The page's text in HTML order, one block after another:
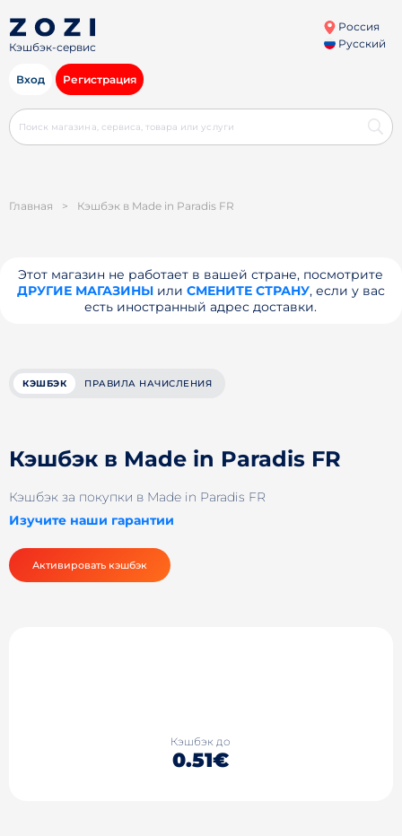
Кэшбэк-сервис
Россия
Русский
Вход Регистрация
Главная > Кэшбэк в Made in Paradis FR
Этот магазин не работает в вашей стране, посмотрите
ДРУГИЕ МАГАЗИНЫили СМЕНИТЕ СТРАНУ, если у вас
есть иностранный адрес доставки.
КЭШБЭК ПРАВИЛА НАЧИСЛЕНИЯ
Кэшбэк в Made in Paradis FR
Кэшбэк за покупки в Made in Paradis FR
Изучите наши гарантии
Активировать кэшбэк
Кэшбэк до
0.51€